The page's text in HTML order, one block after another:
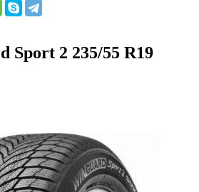
Sport 2 235/55 R19